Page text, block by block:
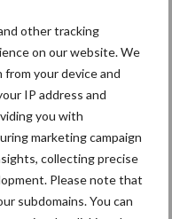
other tracking
on our website. We
your device and
IP address and
you with
marketing campaign
collecting precise
Please note that
subdomains. You can
vertelt Stef.
regels of wil je weten wat
contact op met een
formulier in.